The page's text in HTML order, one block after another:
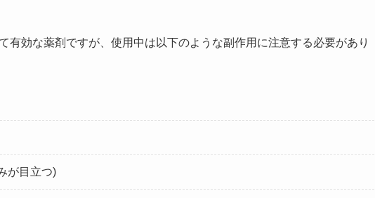
有効な薬剤ですが、使用中は以下のような副作用に注意する必要があり
が目立つ)